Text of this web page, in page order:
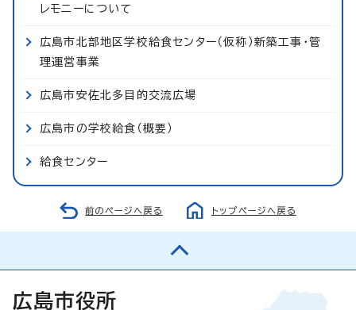
レモニーについて
広島市北部地区学校給食センター（仮称）新築工事・管
理運営事業
広島市安佐北多目的交流広場
広島市の学校給食（概要）
給食センター
前のページへ戻る トップページへ戻る
広島市役所